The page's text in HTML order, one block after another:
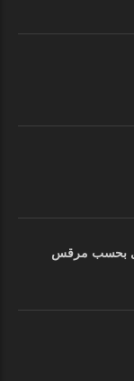
بحسب مرقس